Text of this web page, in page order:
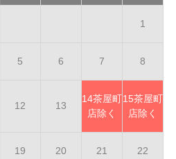
1
5 6 7 8
12 13
14茶屋町
店除く
15茶屋町
店除く
19 20 21 22